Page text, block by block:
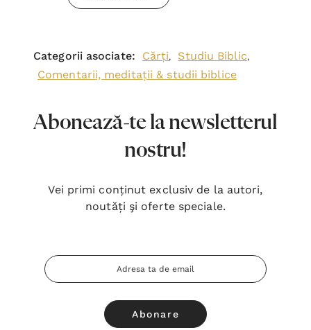
Categorii asociate: Cărți, Studiu Biblic,
Comentarii, meditații & studii biblice
Abonează-te la newsletterul
nostru!
Vei primi conținut exclusiv de la autori,
noutăți şi oferte speciale.
Adresa
Email